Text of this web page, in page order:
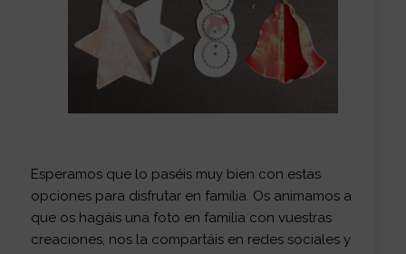
Esperamos que lo paséis muy bien con estas
opciones para disfrutar en familia. Os animamos a
que os hagáis una foto en familia con vuestras
creaciones, nos la compartáis en redes sociales y